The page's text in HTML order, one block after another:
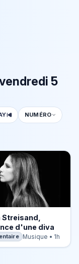
5
NUMÉRO
Streisand,
d'une diva
Musique • 1h